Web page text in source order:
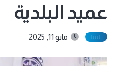
عميد البلدية
ليبيا مايو 11, 2025